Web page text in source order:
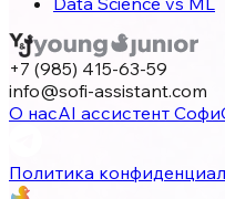
+7 (985) 415-63-59
info@sofi-assistant.com
О насAI ассистент Софи
Политика